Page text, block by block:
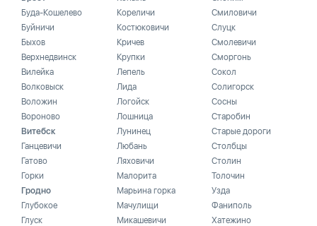
Буда-Кошелево
Буйничи
Быхов
Верхнедвинск
Вилейка
Волковыск
Воложин
Вороново
Витебск
Ганцевичи
Гатово
Горки
Гродно
Глубокое
Глуск
Кореличи
Костюковичи
Кричев
Крупки
Лепель
Лида
Логойск
Лошница
Лунинец
Любань
Ляховичи
Малорита
Марьина горка
Мачулищи
Микашевичи
Смиловичи
Слуцк
Смолевичи
Сморгонь
Сокол
Солигорск
Сосны
Старобин
Старые дороги
Столбцы
Столин
Толочин
Узда
Фаниполь
Хатежино